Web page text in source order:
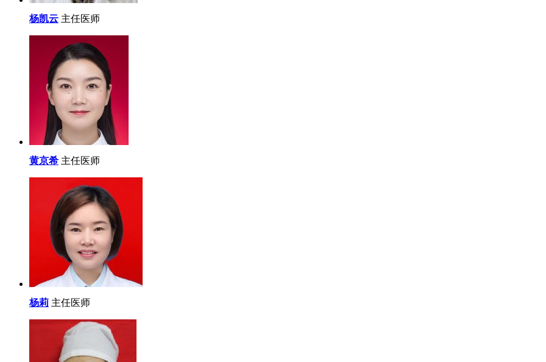
杨凯云 主任医师
黄京希 主任医师
杨莉 主任医师